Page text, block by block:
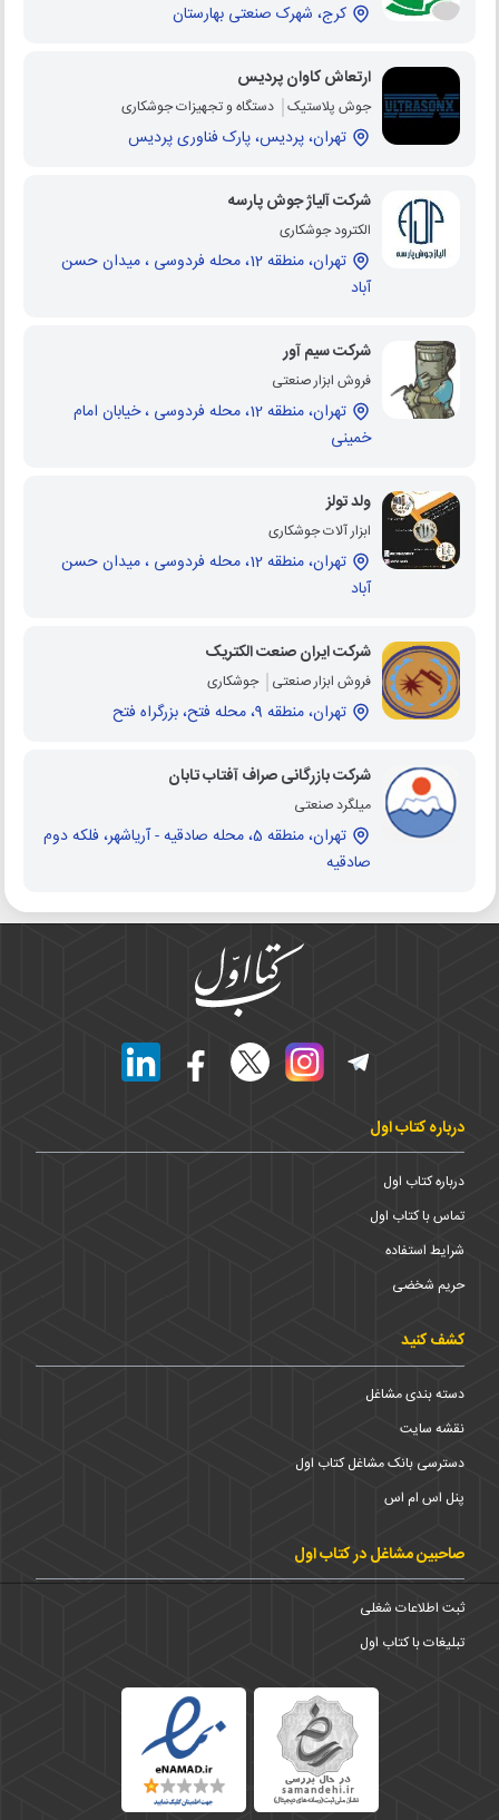
کرج، شهرک صنعتی بهارستان
ارتعاش کاوان پردیس
جوش پلاستیک دستگاه و تجهیزات جوشکاری
تهران، پردیس، پارک فناوری پردیس
شرکت آلیاژ جوش پارسه
الکترود جوشکاری
تهران، منطقه 12، محله فردوسی ، میدان حسن
آباد
شرکت سیم آور
فروش ابزار صنعتی
تهران، منطقه 12، محله فردوسی ، خیابان امام
خمینی
ولد تولز
ابزار آلات جوشکاری
تهران، منطقه 12، محله فردوسی ، میدان حسن
آباد
شرکت ایران صنعت الکتریک
فروش ابزار صنعتی جوشکاری
تهران، منطقه 9، محله فتح، بزرگراه فتح
شرکت بازرگانی صراف آفتاب تابان
میلگرد صنعتی
تهران، منطقه 5، محله صادقيه - آرياشهر، فلکه دوم
صادقیه
درباره کتاب اول
درباره کتاب اول
تماس با کتاب اول
شرایط استفاده
حریم شخضی
کشف کنید
دسته بندی مشاغل
نقشه سایت
دسترسی بانک مشاغل کتاب اول
پنل اس ام اس
صاحبین مشاغل در کتاب اول
ثبت اطلاعات شغلی
تبلیغات با کتاب اول